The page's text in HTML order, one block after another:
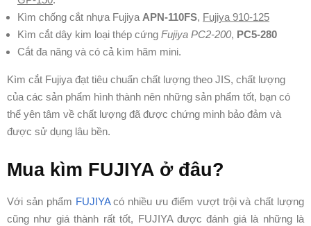
Kìm chống cắt nhựa Fujiya APN-110FS, Fujiya 910-125
Kìm cắt dây kim loại thép cứng Fujiya PC2-200, PC5-280
Cắt đa năng và có cả kìm hãm mini.
Kìm cắt Fujiya đạt tiêu chuẩn chất lượng theo JIS, chất lượng
của các sản phẩm hình thành nên những sản phẩm tốt, bạn có
thể yên tâm về chất lượng đã được chứng minh bảo đảm và
được sử dụng lâu bền.
Mua kìm FUJIYA ở đâu?
Với sản phẩm FUJIYAcó nhiều ưu điểm vượt trội và chất lượng
cũng như giá thành rất tốt, FUJIYA được đánh giá là những là